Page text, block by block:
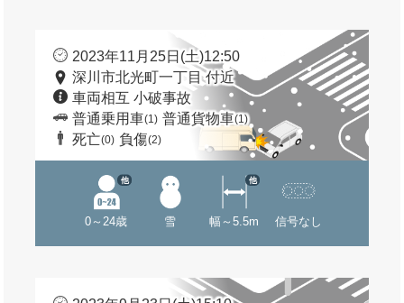
2023年11月25日(土)12:50
深川市北光町一丁目 付近
車両相互 小破事故
普通乗用車(1) 普通貨物車(1)
死亡(0) 負傷(2)
0～24歳
他
雪 幅～5.5m
他
信号なし